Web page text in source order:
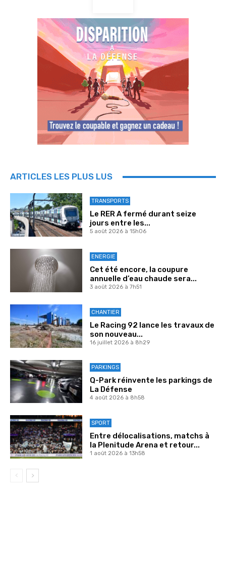
ARTICLES LES PLUS LUS
TRANSPORTS
Le RER A fermé durant seize
jours entre les...
5 août 2026 à 15h06
ENERGIE
Cet été encore, la coupure
annuelle d’eau chaude sera...
3 août 2026 à 7h51
CHANTIER
Le Racing 92 lance les travaux de
son nouveau...
16 juillet 2026 à 8h29
PARKINGS
Q-Park réinvente les parkings de
La Défense
4 août 2026 à 8h58
SPORT
Entre délocalisations, matchs à
la Plenitude Arena et retour...
1 août 2026 à 13h58